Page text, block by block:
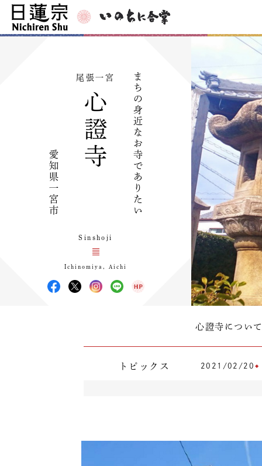
ま
ち
の
身
近
な
お
寺
で
あ
り
た
い
尾張一宮
心
證
寺
愛
知
県
一
宮
市
Sinshoji
Ichinomiya, Aichi
心證寺について
トピックス 2021/02/20